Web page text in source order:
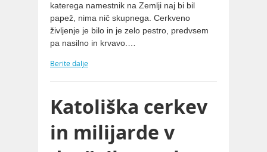
katerega namestnik na Zemlji naj bi bil
papež, nima nič skupnega. Cerkveno
življenje je bilo in je zelo pestro, predvsem
pa nasilno in krvavo.…
Berite dalje
Katoliška cerkev
in milijarde v